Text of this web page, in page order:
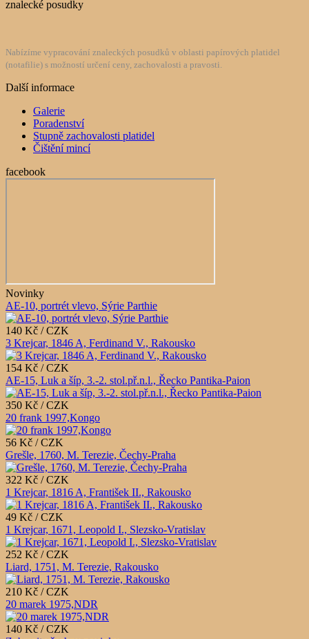
znalecké posudky
Nabízíme vypracování znaleckých posudků v oblasti papírových platidel
(notafilie) s možností určení ceny, zachovalosti a pravosti.
Další informace
Galerie
Poradenství
Stupně zachovalosti platidel
Čištění mincí
facebook
Novinky
AE-10, portrét vlevo, Sýrie Parthie
140 Kč / CZK
3 Krejcar, 1846 A, Ferdinand V., Rakousko
154 Kč / CZK
AE-15, Luk a šíp, 3.-2. stol.př.n.l., Řecko Pantika-Paion
350 Kč / CZK
20 frank 1997,Kongo
56 Kč / CZK
Grešle, 1760, M. Terezie, Čechy-Praha
322 Kč / CZK
1 Krejcar, 1816 A, František II., Rakousko
49 Kč / CZK
1 Krejcar, 1671, Leopold I., Slezsko-Vratislav
252 Kč / CZK
Liard, 1751, M. Terezie, Rakousko
210 Kč / CZK
20 marek 1975,NDR
140 Kč / CZK